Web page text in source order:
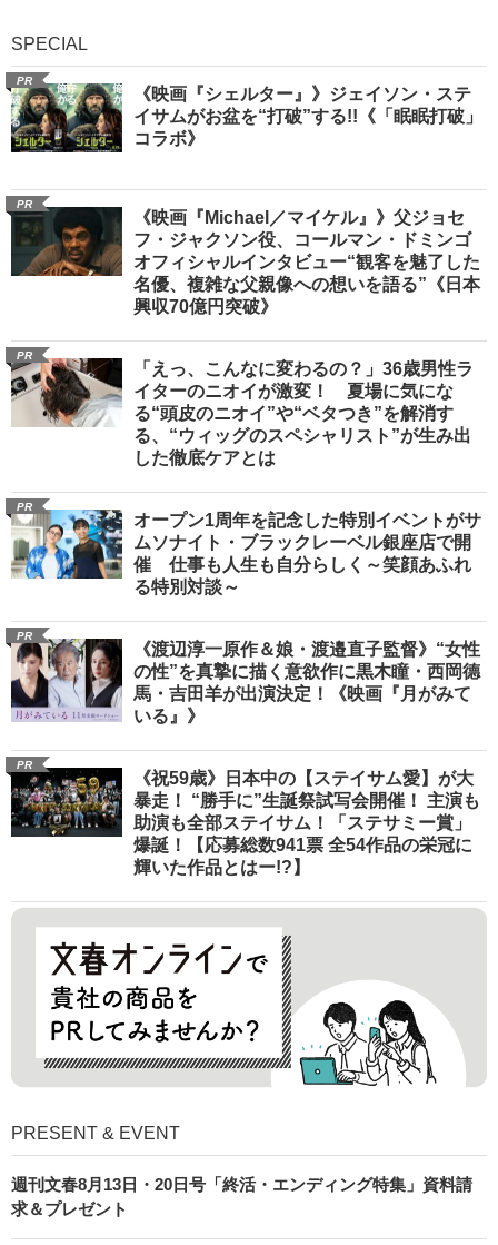
SPECIAL
PR
《映画『シェルター』》ジェイソン・ステ
イサムがお盆を“打破”する!!《「眠眠打破」
コラボ》
PR
《映画『Michael／マイケル』》父ジョセ
フ・ジャクソン役、コールマン・ドミンゴ
オフィシャルインタビュー“観客を魅了した
名優、複雑な父親像への想いを語る”《日本
興収70億円突破》
PR
「えっ、こんなに変わるの？」36歳男性ラ
イターのニオイが激変！ 夏場に気にな
る“頭皮のニオイ”や“ベタつき”を解消す
る、“ウィッグのスペシャリスト”が生み出
した徹底ケアとは
PR
オープン1周年を記念した特別イベントがサ
ムソナイト・ブラックレーベル銀座店で開
催 仕事も人生も自分らしく～笑顔あふれ
る特別対談～
PR
《渡辺淳一原作＆娘・渡邉直子監督》“女性
の性”を真摯に描く意欲作に黒木瞳・西岡德
馬・吉田羊が出演決定！《映画『月がみて
いる』》
PR
《祝59歳》日本中の【ステイサム愛】が大
暴走！ “勝手に”生誕祭試写会開催！ 主演も
助演も全部ステイサム！「ステサミー賞」
爆誕！【応募総数941票 全54作品の栄冠に
輝いた作品とはー!?】
PRESENT & EVENT
週刊文春8月13日・20日号「終活・エンディング特集」資料請
求＆プレゼント